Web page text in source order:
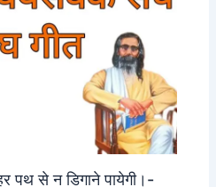
पथ से न डिगाने पायेगी।-